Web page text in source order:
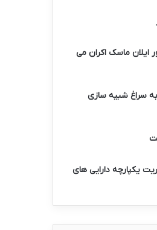
ایلان ماسک اکران می
سراغ شبیه سازی
یکپارچه دارایی های